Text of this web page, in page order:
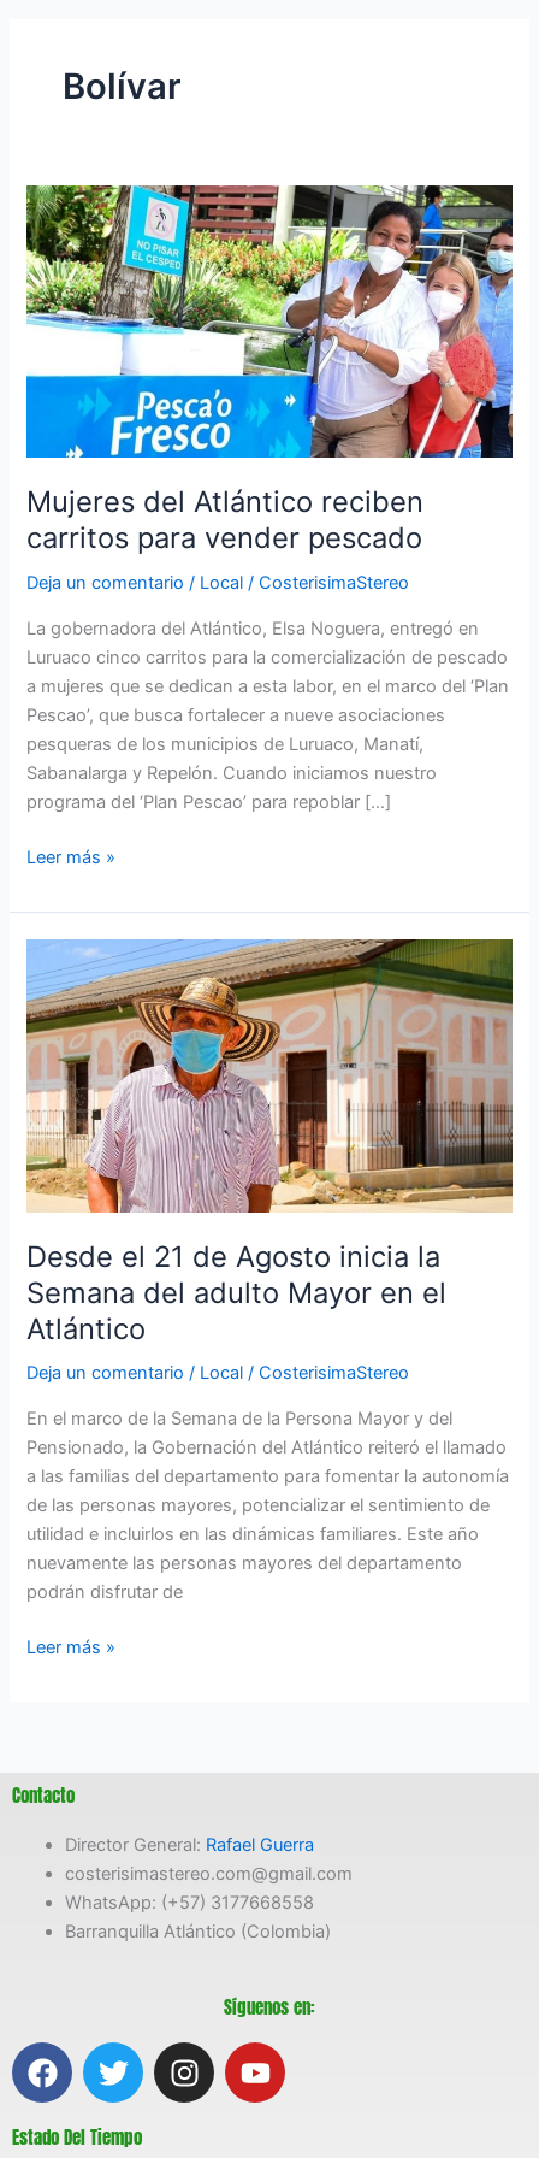
Bolívar
Mujeres del Atlántico reciben
carritos para vender pescado
Deja un comentario / Local /CosterisimaStereo
La gobernadora del Atlántico, Elsa Noguera, entregó en
Luruaco cinco carritos para la comercialización de pescado
a mujeres que se dedican a esta labor, en el marco del ‘Plan
Pescao’, que busca fortalecer a nueve asociaciones
pesqueras de los municipios de Luruaco, Manatí,
Sabanalarga y Repelón. Cuando iniciamos nuestro
programa del ‘Plan Pescao’ para repoblar […]
Mujeres
del
Atlántico
reciben
carritos
vender
pescado
Leer más »
Desde el 21 de Agosto inicia la
Semana del adulto Mayor en el
Atlántico
Deja un comentario / Local /CosterisimaStereo
En el marco de la Semana de la Persona Mayor y del
Pensionado, la Gobernación del Atlántico reiteró el llamado
a las familias del departamento para fomentar la autonomía
de las personas mayores, potencializar el sentimiento de
utilidad e incluirlos en las dinámicas familiares. Este año
nuevamente las personas mayores del departamento
podrán disfrutar de
Desde
el
21
de
Agosto
inicia
la
Semana
del
adulto
Mayor
en
el
Atlántico
Leer más »
Contacto
Director General: Rafael Guerra
costerisimastereo.com@gmail.com
WhatsApp: (+57) 3177668558
Barranquilla Atlántico (Colombia)
Síguenos en:
F
a
e
T
w
t
I
n
Y
o
Estado Del Tiempo